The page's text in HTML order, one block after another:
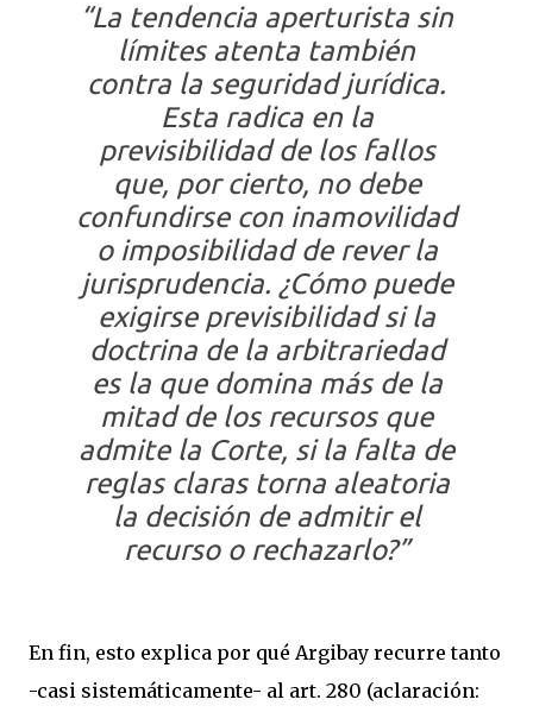
“La tendencia aperturista sin
límites atenta también
contra la seguridad jurídica.
Esta radica en la
previsibilidad de los fallos
que, por cierto, no debe
confundirse con inamovilidad
o imposibilidad de rever la
jurisprudencia. ¿Cómo puede
exigirse previsibilidad si la
doctrina de la arbitrariedad
es la que domina más de la
mitad de los recursos que
admite la Corte, si la falta de
reglas claras torna aleatoria
la decisión de admitir el
recurso o rechazarlo?”
En fin, esto explica por qué Argibay recurre tanto
-casi sistemáticamente- al art. 280 (aclaración: